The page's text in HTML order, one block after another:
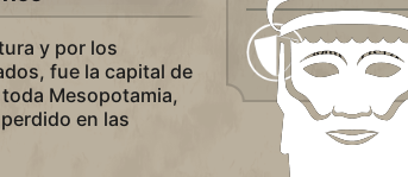
y por los
fue la capital de
Mesopotamia,
en las
Militarista